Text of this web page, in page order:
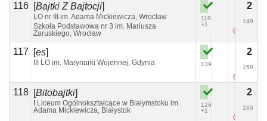
116 [Bajtki Z Bajtocji]
LO nr III im. Adama Mickiewicza, Wrocław
Szkoła Podstawowa nr 3 im. Mariusza
Zaruskiego, Wrocław
119
+1
(+1)
2
149
117 [es]
III LO im. Marynarki Wojennej, Gdynia
139
(+1)
2
158
118 [Bitobajtki]
I Liceum Ogólnokształcące w Białymstoku im.
Adama Mickiewicza, Białystok
126
+1
(+1)
2
160